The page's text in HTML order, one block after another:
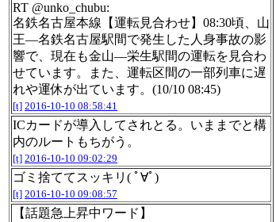
RT @unko_chubu:
名鉄名古屋本線【運転見合わせ】08:30頃、山
王―名鉄名古屋駅間で発生した人身事故の影
響で、現在も金山―栄生駅間の運転を見合わ
せています。また、運転区間の一部列車に遅
れや運休が出ています。(10/10 08:45)
[t] 2016-10-10 08:58:41
ICカードが導入してされとる。いままでと構
内のルートもちがう。
[t] 2016-10-10 09:02:29
ゴミ捨ててスッキリ( ﾟ∀ﾟ)
[t] 2016-10-10 09:08:57
【話題急上昇中ワード】